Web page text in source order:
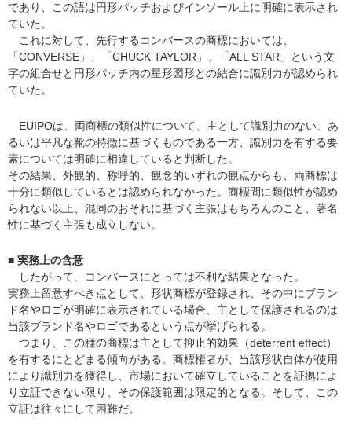
であり、この語は円形パッチおよびインソール上に明確に表示され
ていた。
これに対して、先行するコンバースの商標においては、
「CONVERSE」、「CHUCK TAYLOR」、「ALL STAR」という文
字の組合せと円形パッチ内の星形図形との結合に識別力が認められ
ていた。
EUIPOは、両商標の類似性について、主として識別力のない、あ
るいは平凡な靴の特徴に基づくものである一方、識別力を有する要
素については明確に相違していると判断した。
その結果、外観的、称呼的、観念的いずれの観点からも、両商標は
十分に類似しているとは認められなかった。商標間に類似性が認め
られない以上、混同のおそれに基づく主張はもちろんのこと、著名
性に基づく主張も成立しない。
■ 実務上の含意
したがって、コンバースにとっては不利な結果となった。
実務上留意すべき点として、形状商標が登録され、その中にブラン
ド名やロゴが明確に表示されている場合、主として保護されるのは
当該ブランド名やロゴであるという点が挙げられる。
つまり、この種の商標は主として抑止的効果（deterrent effect）
を有するにとどまる傾向がある。商標権者が、当該形状自体が使用
により識別力を獲得し、市場において確立していることを証拠によ
り立証できない限り、その保護範囲は限定的となる。そして、この
立証は往々にして困難だ。